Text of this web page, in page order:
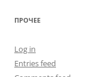
ПРОЧЕЕ
Log in
Entries feed